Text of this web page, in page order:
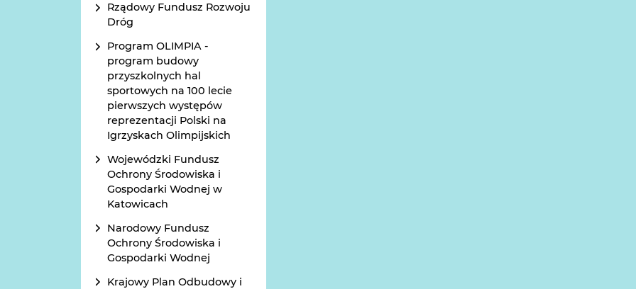
Rządowy Fundusz Rozwoju
Dróg
Program OLIMPIA -
program budowy
przyszkolnych hal
sportowych na 100 lecie
pierwszych występów
reprezentacji Polski na
Igrzyskach Olimpijskich
Wojewódzki Fundusz
Ochrony Środowiska i
Gospodarki Wodnej w
Katowicach
Narodowy Fundusz
Ochrony Środowiska i
Gospodarki Wodnej
Krajowy Plan Odbudowy i